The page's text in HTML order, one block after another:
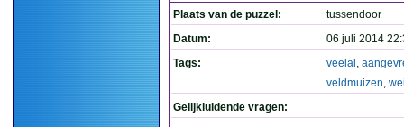
Plaats van de puzzel:
tussendoor
Datum:
06 juli 2014
Tags:
veelal ,
veldmuizen,
Gelijkluidende vragen: